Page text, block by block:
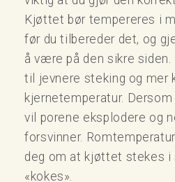
Kjøttet bør tempereres i
før du tilbereder det, og
å være på den sikre
til jevnere steking og mer
kjernetemperatur.
vil porene eksplodere og
forsvinner.
deg om at kjøttet stekes
«kokes».